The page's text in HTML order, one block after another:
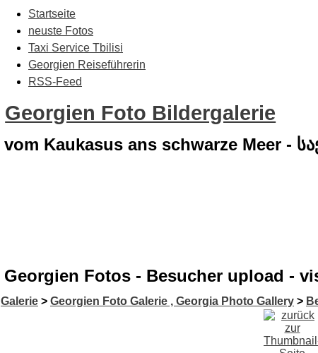
Startseite
neuste Fotos
Taxi Service Tbilisi
Georgien Reiseführerin
RSS-Feed
Georgien Foto Bildergalerie
vom Kaukasus ans schwarze Meer -
Georgien Fotos - Besucher upload -
Galerie > Georgien Foto Galerie , Georgia Photo Gallery >